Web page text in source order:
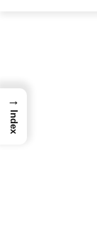
→
Index